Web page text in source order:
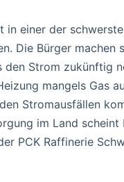
in einer der
Die Bürger machen
den Strom zukünftig
mangels Gas
Stromausfällen
im Land scheint
PCK Raffinerie